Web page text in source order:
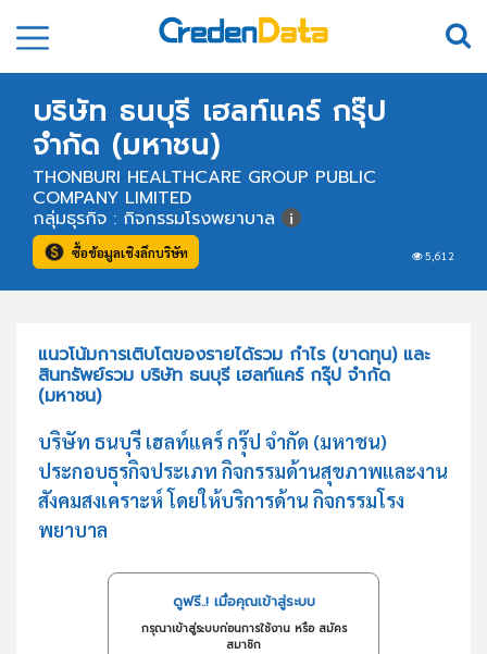
บริษัท ธนบุรี เฮลท์แคร์ กรุ๊ป
จำกัด (มหาชน)
THONBURI HEALTHCARE GROUP PUBLIC
COMPANY LIMITED
5,612
กลุ่มธุรกิจ : กิจกรรมโรงพยาบาล
ซื้อข้อมูลเชิงลึกบริษัท
แนวโน้มการเติบโตของรายได้รวม กำไร (ขาดทุน) และ
สินทรัพย์รวม บริษัท ธนบุรี เฮลท์แคร์ กรุ๊ป จำกัด
(มหาชน)
บริษัท ธนบุรี เฮลท์แคร์ กรุ๊ป จำกัด (มหาชน)
ประกอบธุรกิจประเภท กิจกรรมด้านสุขภาพและงาน
สังคมสงเคราะห์ โดยให้บริการด้าน กิจกรรมโรง
พยาบาล
ดูฟรี..! เมื่อคุณเข้าสู่ระบบ
กรุณาเข้าสู่ระบบก่อนการใช้งาน หรือ สมัคร
สมาชิก